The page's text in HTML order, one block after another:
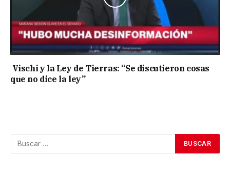
Vischi y la Ley de Tierras: “Se discutieron cosas
que no dice la ley”